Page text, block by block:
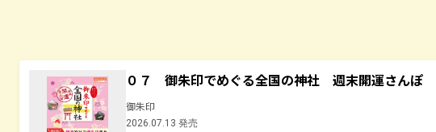
０７ 御朱印でめぐる全国の神社 週末開運さんぽ
御朱印
2026.07.13 発売